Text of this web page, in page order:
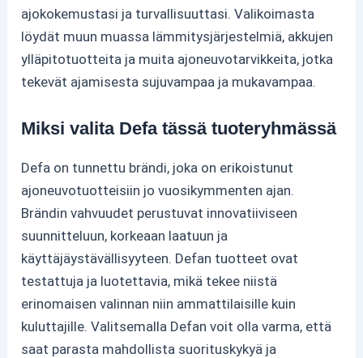
ajokokemustasi ja turvallisuuttasi. Valikoimasta
löydät muun muassa lämmitysjärjestelmiä, akkujen
ylläpitotuotteita ja muita ajoneuvotarvikkeita, jotka
tekevät ajamisesta sujuvampaa ja mukavampaa.
Miksi valita Defa tässä tuoteryhmässä
Defa on tunnettu brändi, joka on erikoistunut
ajoneuvotuotteisiin jo vuosikymmenten ajan.
Brändin vahvuudet perustuvat innovatiiviseen
suunnitteluun, korkeaan laatuun ja
käyttäjäystävällisyyteen. Defan tuotteet ovat
testattuja ja luotettavia, mikä tekee niistä
erinomaisen valinnan niin ammattilaisille kuin
kuluttajille. Valitsemalla Defan voit olla varma, että
saat parasta mahdollista suorituskykyä ja